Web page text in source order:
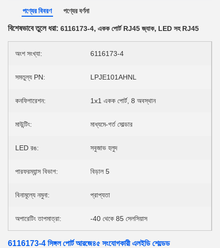
পণ্যের বিবরণ পণ্যের বর্ণনা
বিশেষভাবে তুলে ধরা: 6116173-4, একক পোর্ট RJ45 জ্যাক, LED সহ RJ45
অংশ সংখ্যা: 6116173-4
সমতুল্য PN: LPJE101AHNL
কনফিগারেশন: 1x1 একক পোর্ট, 8 অবস্থান
মাউন্টিং: মাধ্যমে-গর্ত সোল্ডার
LED রঙ: সবুজাভ হলুদ
পারফরম্যান্স বিভাগ: বিড়াল 5
বিনামূল্যে নমুনা: প্রাপ্যতা
অপারেটিং তাপমাত্রা: -40 থেকে 85 সেলসিয়াস
6116173-4 সিঙ্গল পোর্ট আরজে৪৫ সংযোগকারী এলইডি শেল্ডেড